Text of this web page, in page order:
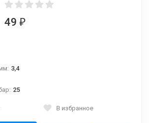
49 ₽
3,4
25
В избранное